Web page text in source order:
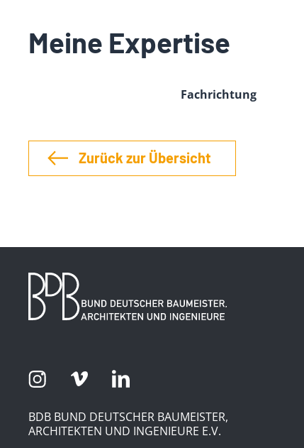
Meine Expertise
Fachrichtung
Zurück zur Übersicht
BDB BUND DEUTSCHER BAUMEISTER,
ARCHITEKTEN UND INGENIEURE E.V.